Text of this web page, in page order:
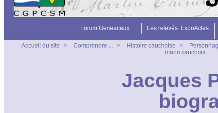
Forum Geneacaux Les relevés: ExpoActes
Accueil du site > Comprendre ... > Histoire cauchoise >
marin cauchois
Jacques